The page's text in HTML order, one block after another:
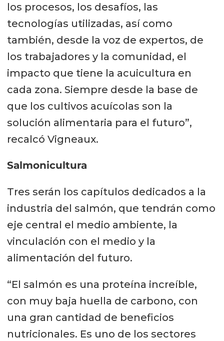
los procesos, los desafíos, las
tecnologías utilizadas, así como
también, desde la voz de expertos, de
los trabajadores y la comunidad, el
impacto que tiene la acuicultura en
cada zona. Siempre desde la base de
que los cultivos acuícolas son la
solución alimentaria para el futuro”,
recalcó Vigneaux.
Salmonicultura
Tres serán los capítulos dedicados a la
industria del salmón, que tendrán como
eje central el medio ambiente, la
vinculación con el medio y la
alimentación del futuro.
“El salmón es una proteína increíble,
con muy baja huella de carbono, con
una gran cantidad de beneficios
nutricionales. Es uno de los sectores